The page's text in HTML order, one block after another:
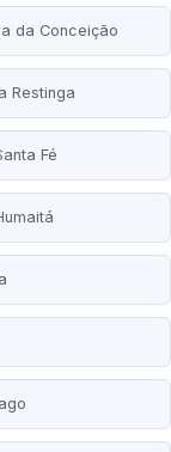
da Conceição
Restinga
Fé